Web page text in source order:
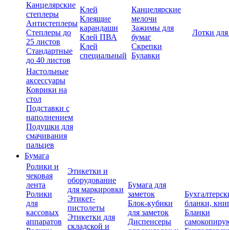
Канцелярские
степлеры
Антистеплеры
Степлеры до
25 листов
Стандартные
до 40 листов
Клей
Клеящие
карандаши
Клей ПВА
Клей
специальный
Канцелярские
мелочи
Зажимы для
бумаг
Скрепки
Булавки
Лотки
Настольные
аксессуары
Коврики на
стол
Подставки с
наполнением
Подушки для
смачивания
пальцев
Бумага
Ролики и
чековая
лента
Ролики
для
кассовых
аппаратов
Этикетки и
оборудование
для маркировки
Этикет-
пистолеты
Этикетки для
складской и
Бумага для
заметок
Блок-кубики
для заметок
Диспенсеры
бланки,
Бланки